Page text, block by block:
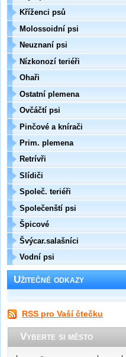
Kříženci psů
Molossoidní psi
Neuznaní psi
Nízkonozí teriéři
Ohaři
Ostatní plemena
Ovčáčtí psi
Pinčové a knírači
Prim. plemena
Retrívři
Slídiči
Společ. teriéři
Společenští psi
Špicové
Švýcar.salašníci
Vodní psi
Užitečné odkazy
RSS pro Vaší čtečku
Vyberte si město